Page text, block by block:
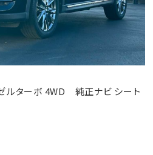
ルターボ 4WD 純正ナビ シート